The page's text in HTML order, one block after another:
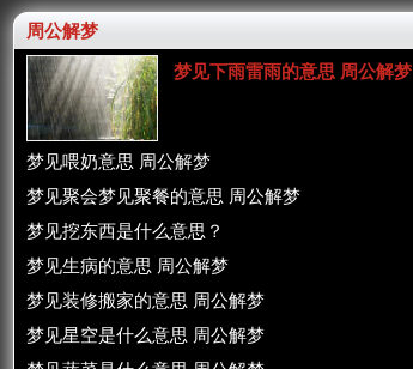
周公解梦
梦见下雨雷雨的意思 周公解梦
梦见喂奶意思 周公解梦
梦见聚会梦见聚餐的意思 周公解梦
梦见挖东西是什么意思？
梦见生病的意思 周公解梦
梦见装修搬家的意思 周公解梦
梦见星空是什么意思 周公解梦